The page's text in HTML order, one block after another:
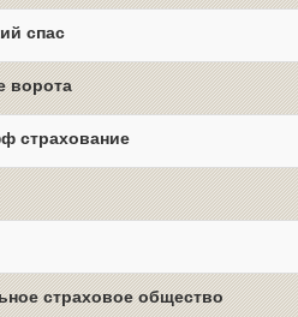
спас
ворота
страхование
страховое общество